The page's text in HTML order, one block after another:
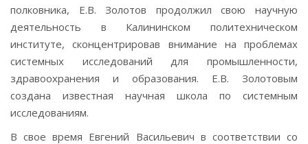
полковника, Е.В. Золотов продолжил свою научную
деятельность в Калининском политехническом
институте, сконцентрировав внимание на проблемах
системных исследований для промышленности,
здравоохранения и образования. Е.В. Золотовым
создана известная научная школа по системным
исследованиям.
В свое время Евгений Васильевич в соответствии со